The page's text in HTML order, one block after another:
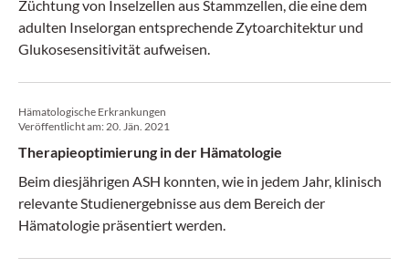
Züchtung von Inselzellen aus Stammzellen, die eine dem
adulten Inselorgan entsprechende Zytoarchitektur und
Glukosesensitivität aufweisen.
Hämatologische Erkrankungen
Veröffentlicht am:20. Jän. 2021
Therapieoptimierung in der Hämatologie
Beim diesjährigen ASH konnten, wie in jedem Jahr, klinisch
relevante Studienergebnisse aus dem Bereich der
Hämatologie präsentiert werden.